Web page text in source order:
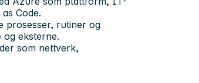
Code.
prosesser, rutiner og
og eksterne.
som nettverk,